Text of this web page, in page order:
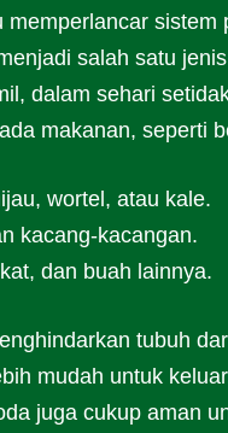
sistem
salah satu
dalam sehari
makanan, seperti
wortel, atau kale.
kacang-kacangan.
dan buah lainnya.
tubuh
mudah untuk
juga cukup aman